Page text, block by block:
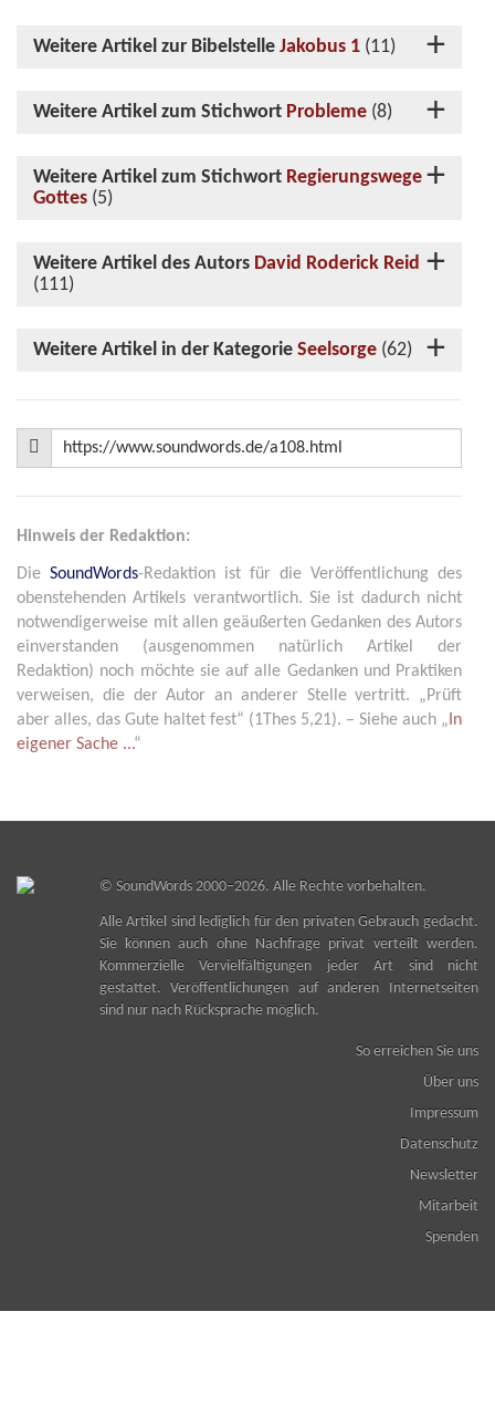
Weitere Artikel zur Bibelstelle Jakobus 1 (11)
Weitere Artikel zum Stichwort Probleme (8)
Weitere Artikel zum Stichwort Regierungswege
Gottes (5)
Weitere Artikel des Autors David Roderick Reid
(111)
Weitere Artikel in der Kategorie Seelsorge (62)
Hinweis der Redaktion:
Die SoundWords-Redaktion ist für die Veröffentlichung des
obenstehenden Artikels verantwortlich. Sie ist dadurch nicht
notwendigerweise mit allen geäußerten Gedanken des Autors
einverstanden (ausgenommen natürlich Artikel der
Redaktion) noch möchte sie auf alle Gedanken und Praktiken
verweisen, die der Autor an anderer Stelle vertritt. „Prüft
aber alles, das Gute haltet fest“ (1Thes 5,21). – Siehe auch „In
eigener Sache ...“
© SoundWords2000–2026. Alle Rechte vorbehalten.
Alle Artikel sind lediglich für den privaten Gebrauch gedacht.
Sie können auch ohne Nachfrage privat verteilt werden.
Kommerzielle Vervielfältigungen jeder Art sind nicht
gestattet. Veröffentlichungen auf anderen Internetseiten
sind nur nach Rücksprache möglich.
So erreichen Sie uns
Über uns
Impressum
Datenschutz
Newsletter
Mitarbeit
Spenden